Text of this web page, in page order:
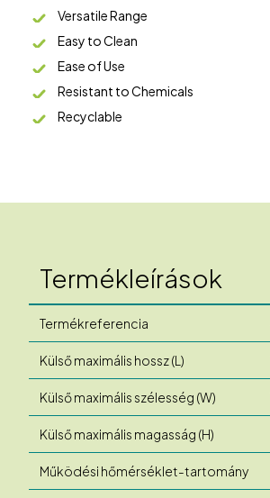
Versatile Range
Easy to Clean
Ease of Use
Resistant to Chemicals
Recyclable
Termékleírások
Termékreferencia
Külső maximális hossz (L)
Külső maximális szélesség (W)
Külső maximális magasság (H)
Működési hőmérséklet-tartomány